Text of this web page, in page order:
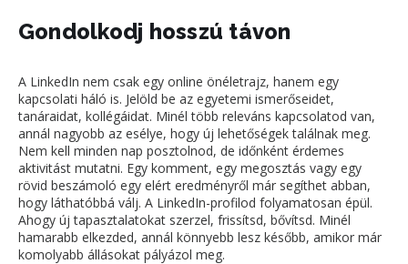
Gondolkodj hosszú távon
A LinkedIn nem csak egy online önéletrajz, hanem egy
kapcsolati háló is. Jelöld be az egyetemi ismerőseidet,
tanáraidat, kollégáidat. Minél több releváns kapcsolatod van,
annál nagyobb az esélye, hogy új lehetőségek találnak meg.
Nem kell minden nap posztolnod, de időnként érdemes
aktivitást mutatni. Egy komment, egy megosztás vagy egy
rövid beszámoló egy elért eredményről már segíthet abban,
hogy láthatóbbá válj. A LinkedIn-profilod folyamatosan épül.
Ahogy új tapasztalatokat szerzel, frissítsd, bővítsd. Minél
hamarabb elkezded, annál könnyebb lesz később, amikor már
komolyabb állásokat pályázol meg.